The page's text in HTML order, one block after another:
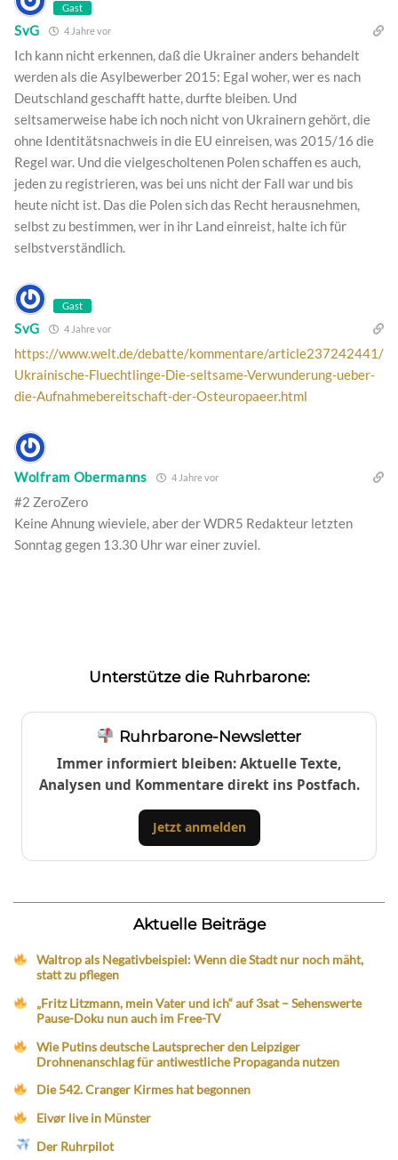
Gast
SvG 4 Jahre vor
Ich kann nicht erkennen, daß die Ukrainer anders behandelt
werden als die Asylbewerber 2015: Egal woher, wer es nach
Deutschland geschafft hatte, durfte bleiben. Und
seltsamerweise habe ich noch nicht von Ukrainern gehört, die
ohne Identitätsnachweis in die EU einreisen, was 2015/16 die
Regel war. Und die vielgescholtenen Polen schaffen es auch,
jeden zu registrieren, was bei uns nicht der Fall war und bis
heute nicht ist. Das die Polen sich das Recht herausnehmen,
selbst zu bestimmen, wer in ihr Land einreist, halte ich für
selbstverständlich.
Gast
SvG 4 Jahre vor
https://www.welt.de/debatte/kommentare/article237242441/
Ukrainische-Fluechtlinge-Die-seltsame-Verwunderung-ueber-
die-Aufnahmebereitschaft-der-Osteuropaeer.html
Wolfram Obermanns 4 Jahre vor
#2 ZeroZero
Keine Ahnung wieviele, aber der WDR5 Redakteur letzten
Sonntag gegen 13.30 Uhr war einer zuviel.
Unterstütze die Ruhrbarone:
Ruhrbarone-Newsletter
Immer informiert bleiben: Aktuelle Texte,
Analysen und Kommentare direkt ins Postfach.
Jetzt anmelden
Aktuelle Beiträge
Waltrop als Negativbeispiel: Wenn die Stadt nur noch mäht,
statt zu pflegen
„Fritz Litzmann, mein Vater und ich“ auf 3sat – Sehenswerte
Pause-Doku nun auch im Free-TV
Wie Putins deutsche Lautsprecher den Leipziger
Drohnenanschlag für antiwestliche Propaganda nutzen
Die 542. Cranger Kirmes hat begonnen
Eivør live in Münster
Der Ruhrpilot